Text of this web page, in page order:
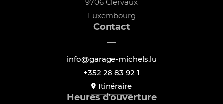
9706 Clervaux
Luxembourg
Contact
info@garage-michels.lu
+352 28 83 92 1
Itinéraire
Heures d'ouverture